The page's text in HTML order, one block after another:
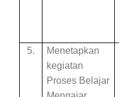
5.
Menetapkan
kegiatan
Proses Belajar